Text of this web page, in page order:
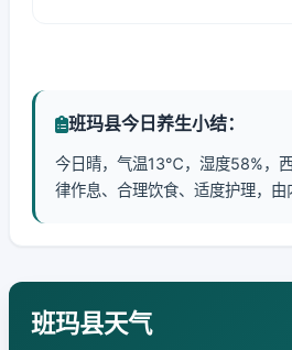
班玛县今日养生小结：
今日晴，气温13℃，湿度58%，
律作息、合理饮食、适度护理，由
班玛县天气